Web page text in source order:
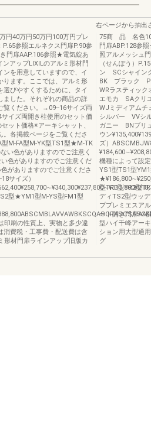
40万円50万円100万円プレ
P.65参照エルネクス門扉P.90参
門扉AAP.106参照★電気錠あ
ンアップLIXILのアルミ形材門
ンを用意していますので、イ
ります。ここでは、アルミ形
びやすくするために、タイ
ました。それぞれの商品の詳
覧ください。→09--16サイズ両
イズ両開き柱使用のセット価
ット価格※アーキシャット、
。各掲載ページをご覧くださ
型M-FA型M-YK型TS1型★M-TK
い色がありますのでご注意く
色がありますのでご注意くだ
がありますのでご注意くださ
サイズ）
型★YM1型M-YS型FM1型
刷の性質上、実物と多少違
消費税・工事費・配送費は含
材門扉ラインアップ旧版カ
右ページから抽出
75商 品 名色10
門扉ABP.128参
照アルメッシュ
（せんぽう）
ン SCシャイン
BK ブラック
WRラスティッ
エモカ SAクリ
WJミディアム
シルバー VVシ
ガニー BNブリ
ウン
ズ）
機種によって設
YS1型TS1型
型TR3型YR2型
ディTS2型ウッ
ププレミエスア
ート開き門扉AA
型ハイ千峰アー
ション用大型通
グ